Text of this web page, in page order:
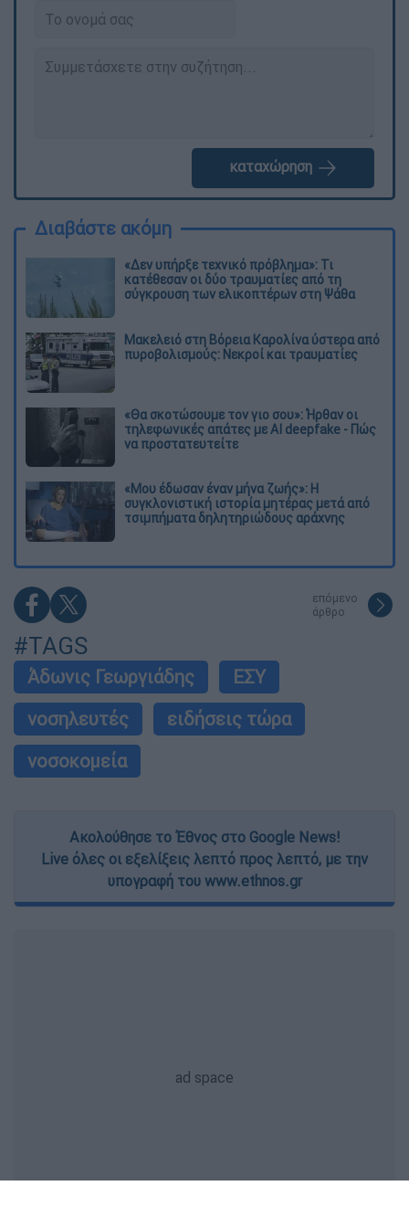
καταχώρηση
Διαβάστε ακόμη
«Δεν υπήρξε τεχνικό πρόβλημα»: Τι
κατέθεσαν οι δύο τραυματίες από τη
σύγκρουση των ελικοπτέρων στη Ψάθα
Μακελειό στη Βόρεια Καρολίνα ύστερα από
πυροβολισμούς: Νεκροί και τραυματίες
«Θα σκοτώσουμε τον γιο σου»: Ήρθαν οι
τηλεφωνικές απάτες με AI deepfake - Πώς
να προστατευτείτε
«Μου έδωσαν έναν μήνα ζωής»: Η
συγκλονιστική ιστορία μητέρας μετά από
τσιμπήματα δηλητηριώδους αράχνης
επόμενο
άρθρο
#TAGS
Άδωνις Γεωργιάδης
ΕΣΥ
νοσηλευτές
ειδήσεις τώρα
νοσοκομεία
Ακολούθησε το Έθνος στο Google News!
Live όλες οι εξελίξεις λεπτό προς λεπτό, με την
υπογραφή του www.ethnos.gr